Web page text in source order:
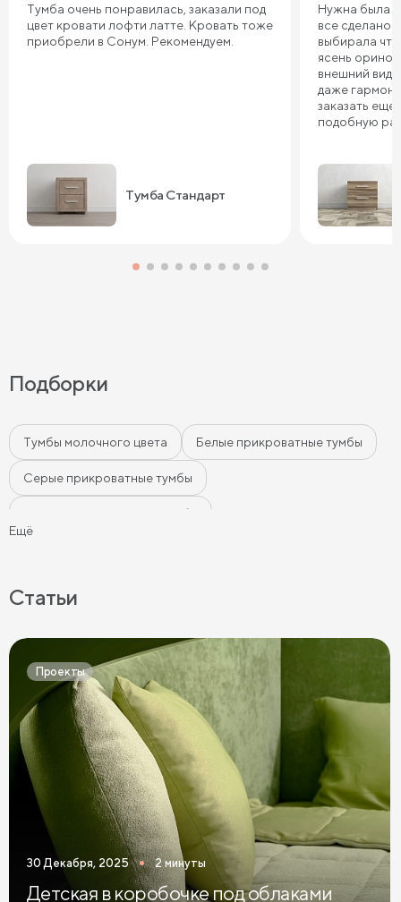
Тумба очень понравилась, заказали под
цвет кровати лофти латте. Кровать тоже
приобрели в Сонум. Рекомендуем.
Тумба Стандарт
Нужна была
все сделано
выбирала
ясень
внешний вид
даже
заказать еще
подобную
Подборки
Тумбы молочного цвета Белые прикроватные тумбы
Серые прикроватные тумбы
Черные прикроватные тумбы
Прикроватные тумбы в современном стиле
Узкие прикроватные тумбы
Темные прикроватные тумбы
Зеленые прикроватные тумбы
Синие прикроватные тумбы
Коричневые прикроватные тумбы
Светлые прикроватные тумбы
Ещё
Статьи
Проекты
30 Декабря, 2025 2 минуты
Детская в коробочке под облаками